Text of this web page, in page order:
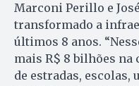
Marconi Perillo e
transformado a
últimos 8 anos.
mais R$ 8 bilhões na
de estradas, escolas,